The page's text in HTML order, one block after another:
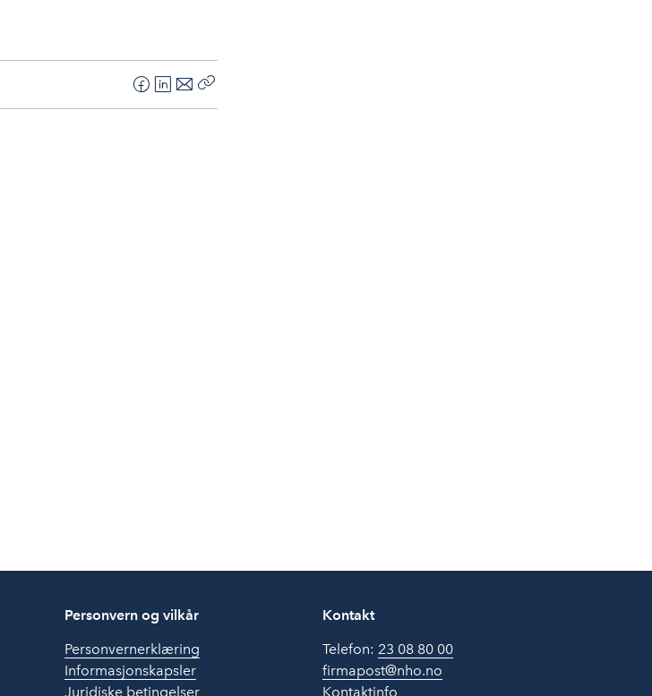
F
a
L
i
E
-
Personvern og vilkår
Personvernerklæring
Informasjonskapsler
Juridiske betingelser
Kontakt
Telefon: 23 08 80 00
firmapost@nho.no
Kontaktinfo